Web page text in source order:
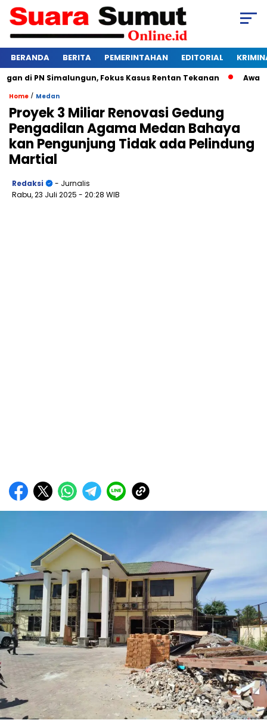
BERANDA BERITA PEMERINTAHAN EDITORIAL
PN Simalungun, Fokus Kasus Rentan Tekanan Awas
Home / Medan
Proyek 3 Miliar Renovasi Gedung
Pengadilan Agama Medan Bahaya
kan Pengunjung Tidak ada Pelindung
Martial
Redaksi
- Jurnalis
Rabu, 23 Juli 2025 - 20:28 WIB